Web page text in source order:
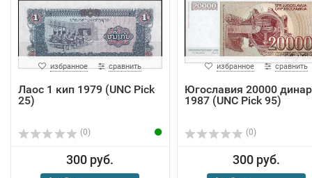
избранное сравнить
Лаос 1 кип 1979 (UNC Pick
25)
(0)
300 руб.
избранное сравнить
Югославия 20000 динар
1987 (UNC Pick 95)
(0)
300 руб.